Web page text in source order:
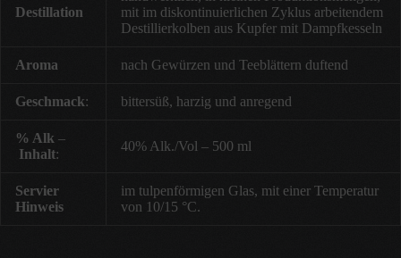
Destillation
mit im diskontinuierlichen Zyklus arbeitendem
Destillierkolben aus Kupfer mit Dampfkesseln
Aroma nach Gewürzen und Teeblättern duftend
Geschmack: bittersüß, harzig und anregend
% Alk –
Inhalt:
40% Alk./Vol – 500 ml
Servier
Hinweis
im tulpenförmigen Glas, mit einer Temperatur
von 10/15 °C.